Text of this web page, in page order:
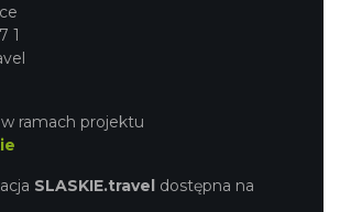
1
ramach projektu
SLASKIE.travel dostępna na